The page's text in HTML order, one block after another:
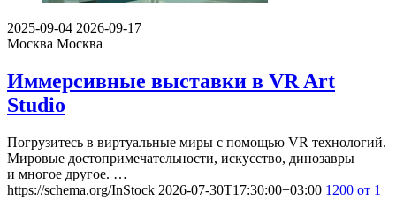
2025-09-04 2026-09-17
Москва Москва
Иммерсивные выставки в VR Art
Studio
Погрузитесь в виртуальные миры с помощью VR технологий.
Мировые достопримечательности, искусство, динозавры
и многое другое. …
https://schema.org/InStock 2026-07-30T17:30:00+03:00 1200 от 1